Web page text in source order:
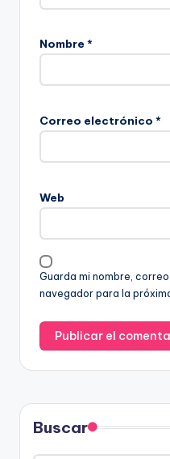
Nombre *
Correo electrónico *
Web
Guarda mi nombre,
navegador para la
Buscar